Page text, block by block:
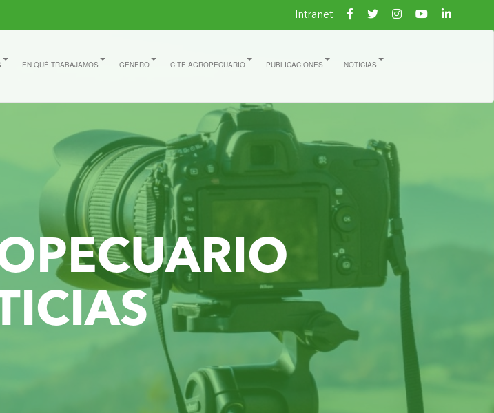
Intranet
EN QUÉ TRABAJAMOS GÉNERO CITE AGROPECUARIO PUBLICACIONES NOTICIAS